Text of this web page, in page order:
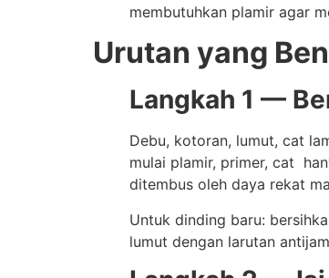
membutuhkan plamir agar
Urutan yang
Langkah 1 —
Debu, kotoran, lumut, cat
mulai plamir, primer, cat
ditembus oleh daya rekat
Untuk dinding baru:
lumut dengan larutan